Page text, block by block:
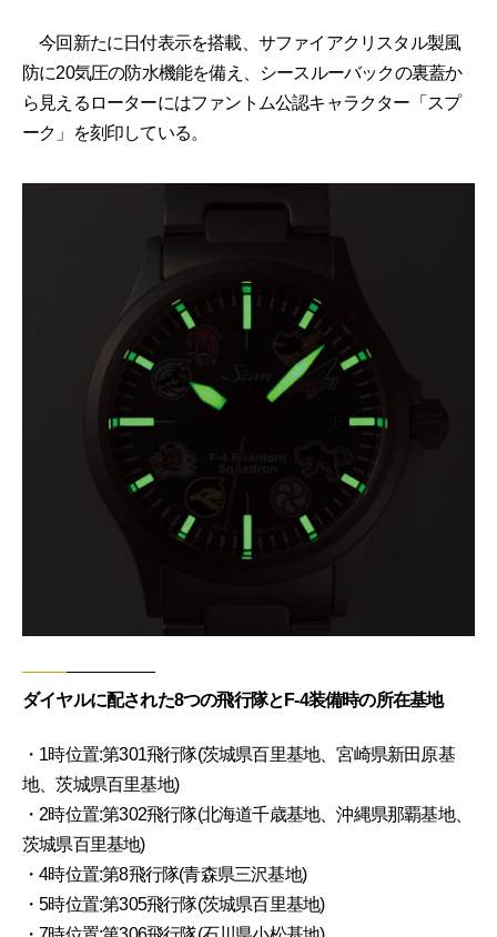
今回新たに日付表示を搭載、サファイアクリスタル製風
防に20気圧の防水機能を備え、シースルーバックの裏蓋か
ら見えるローターにはファントム公認キャラクター「スプ
ーク」を刻印している。
ダイヤルに配された8つの飛行隊とF-4装備時の所在基地
・1時位置:第301飛行隊(茨城県百里基地、宮崎県新田原基
地、茨城県百里基地)
・2時位置:第302飛行隊(北海道千歳基地、沖縄県那覇基地、
茨城県百里基地)
・4時位置:第8飛行隊(青森県三沢基地)
・5時位置:第305飛行隊(茨城県百里基地)